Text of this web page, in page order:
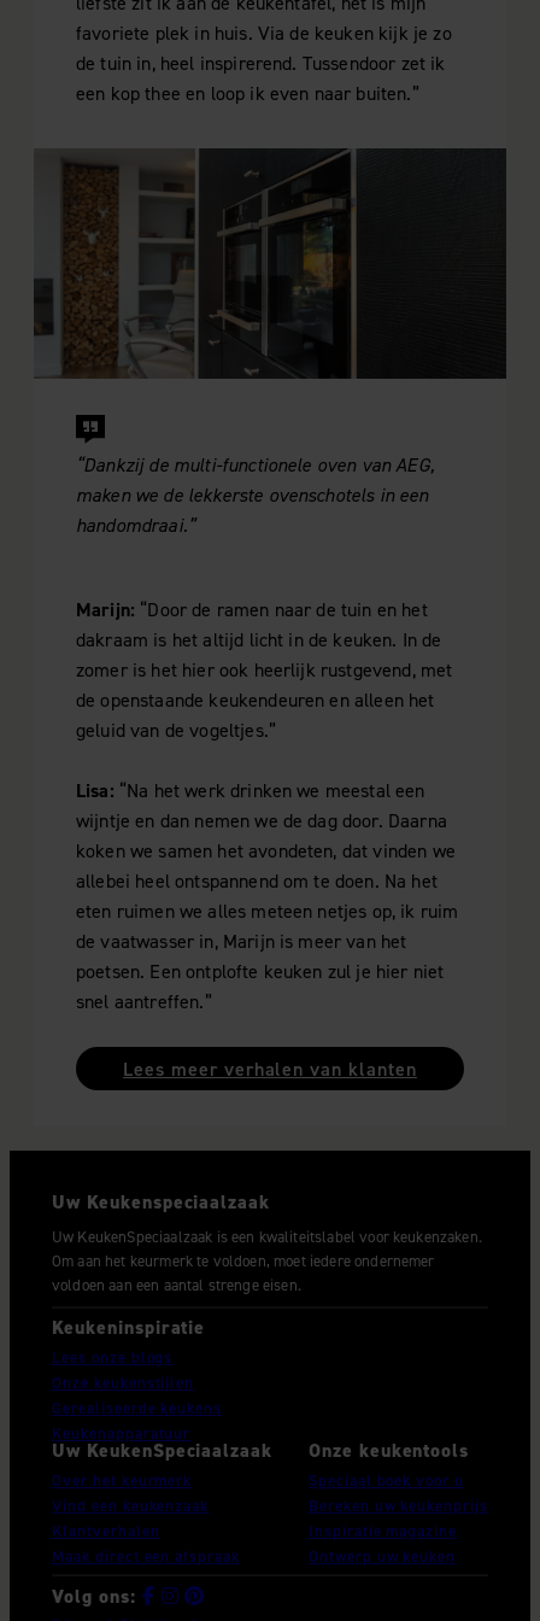
en om ons websiteverkeer te analyseren. Ook delen we
informatie over uw gebruik van onze site met onze
partners voor social media, adverteren en analyse. Deze
informatie die u aan ze heeft verstrekt of die ze hebben
verzameld op basis van uw gebruik van hun services.
favoriete plek in huis. Via de keuken kijk je zo
de tuin in, heel inspirerend. Tussendoor zet ik
een kop thee en loop ik even naar buiten.”
“Dankzij de multi-functionele oven van AEG,
maken we de lekkerste ovenschotels in een
handomdraai.”
Marijn: “Door de ramen naar de tuin en het
dakraam is het altijd licht in de keuken. In de
zomer is het hier ook heerlijk rustgevend, met
de openstaande keukendeuren en alleen het
geluid van de vogeltjes.”
Lisa: “Na het werk drinken we meestal een
wijntje en dan nemen we de dag door. Daarna
koken we samen het avondeten, dat vinden we
allebei heel ontspannend om te doen. Na het
eten ruimen we alles meteen netjes op, ik ruim
de vaatwasser in, Marijn is meer van het
poetsen. Een ontplofte keuken zul je hier niet
snel aantreffen.”
Lees meer verhalen van klanten
Uw Keukenspeciaalzaak
Uw KeukenSpeciaalzaak is een kwaliteitslabel voor keukenzaken.
Om aan het keurmerk te voldoen, moet iedere ondernemer
voldoen aan een aantal strenge eisen.
Keukeninspiratie
Lees onze blogs
Onze keukenstijlen
Gerealiseerde keukens
Keukenapparatuur
Uw KeukenSpeciaalzaak
Over het keurmerk
Vind een keukenzaak
Klantverhalen
Maak direct een afspraak
Onze keukentools
Speciaal boek voor u
Bereken uw keukenprijs
Inspiratie magazine
Ontwerp uw keuken
Volg ons: